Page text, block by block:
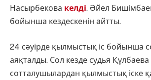
Насырбекова келді. Әйел
бойынша кездескенін айтты.
24 сәуірде қылмыстық іс бойынша
аяқталды. Сол кезде судья Құлбаева
сотталушылардан қылмыстық іске